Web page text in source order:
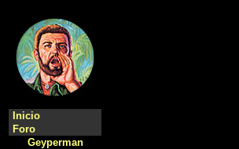
Inicio
Foro
Geyperman